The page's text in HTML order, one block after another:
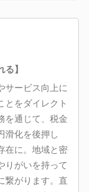
】
サービス向上に
とをダイレクト
を通じて、税金
滑化を後押し
在に。地域と密
りがいを持って
繋がります。直